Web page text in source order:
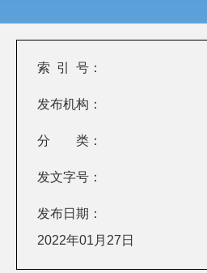
索 引 号：
发布机构：
分 类：
发文字号：
发布日期：
2022年01月27日